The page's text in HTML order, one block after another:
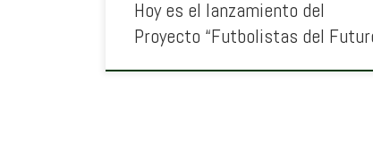
Hoy es el lanzamiento del
Proyecto “Futbolistas del